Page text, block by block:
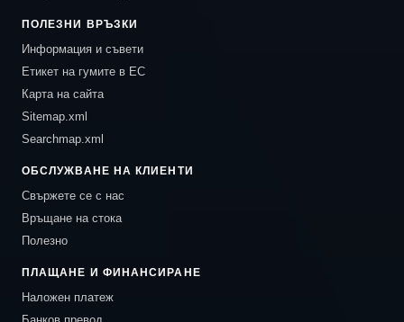
ПОЛЕЗНИ ВРЪЗКИ
Информация и съвети
Етикет на гумите в ЕС
Карта на сайта
Sitemap.xml
Searchmap.xml
ОБСЛУЖВАНЕ НА КЛИЕНТИ
Свържете се с нас
Връщане на стока
Полезно
ПЛАЩАНЕ И ФИНАНСИРАНЕ
Наложен платеж